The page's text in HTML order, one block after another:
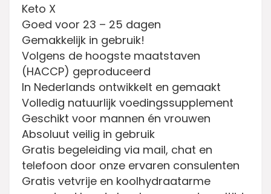
Keto X
Goed voor 23 – 25 dagen
Gemakkelijk in gebruik!
Volgens de hoogste maatstaven
(HACCP) geproduceerd
In Nederlands ontwikkelt en gemaakt
Volledig natuurlijk voedingssupplement
Geschikt voor mannen én vrouwen
Absoluut veilig in gebruik
Gratis begeleiding via mail, chat en
telefoon door onze ervaren consulenten
Gratis vetvrije en koolhydraatarme